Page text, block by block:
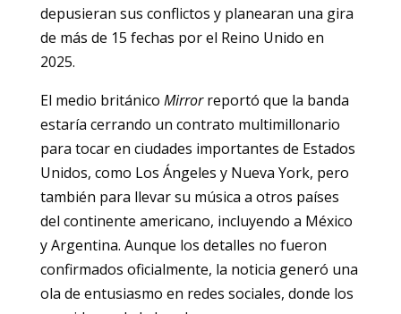
depusieran sus conflictos y planearan una gira
de más de 15 fechas por el Reino Unido en
2025.
El medio británico Mirrorreportó que la banda
estaría cerrando un contrato multimillonario
para tocar en ciudades importantes de Estados
Unidos, como Los Ángeles y Nueva York, pero
también para llevar su música a otros países
del continente americano, incluyendo a México
y Argentina. Aunque los detalles no fueron
confirmados oficialmente, la noticia generó una
ola de entusiasmo en redes sociales, donde los